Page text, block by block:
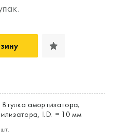
Втулка амортизатора;
I.D. = 10 мм